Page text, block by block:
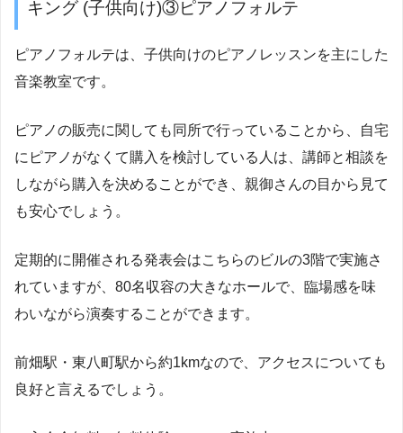
キング (子供向け)③ピアノフォルテ
ピアノフォルテは、子供向けのピアノレッスンを主にした
音楽教室です。
ピアノの販売に関しても同所で行っていることから、自宅
にピアノがなくて購入を検討している人は、講師と相談を
しながら購入を決めることができ、親御さんの目から見て
も安心でしょう。
定期的に開催される発表会はこちらのビルの3階で実施さ
れていますが、80名収容の大きなホールで、臨場感を味
わいながら演奏することができます。
前畑駅・東八町駅から約1kmなので、アクセスについても
良好と言えるでしょう。